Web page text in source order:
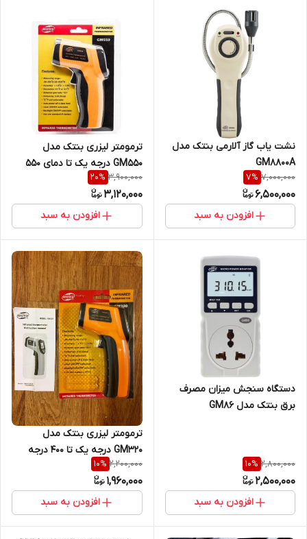
نشت یاب گاز آلارمی بنتک مدل
7,000,000
7%
6,500,000
افزودن به سبد
ترمومتر لیزری بنتک مدل
GM550 درجه یک تا دمای 550
درجه
3,900,000
20%
3,120,000
افزودن به سبد
دستگاه سنجش میزان مصرف
برق بنتک مدل GM86
2,800,000
10%
2,500,000
افزودن به سبد
ترمومتر لیزری بنتک مدل
GM320 درجه یک تا 400 درجه
2,200,000
10%
1,960,000
افزودن به سبد